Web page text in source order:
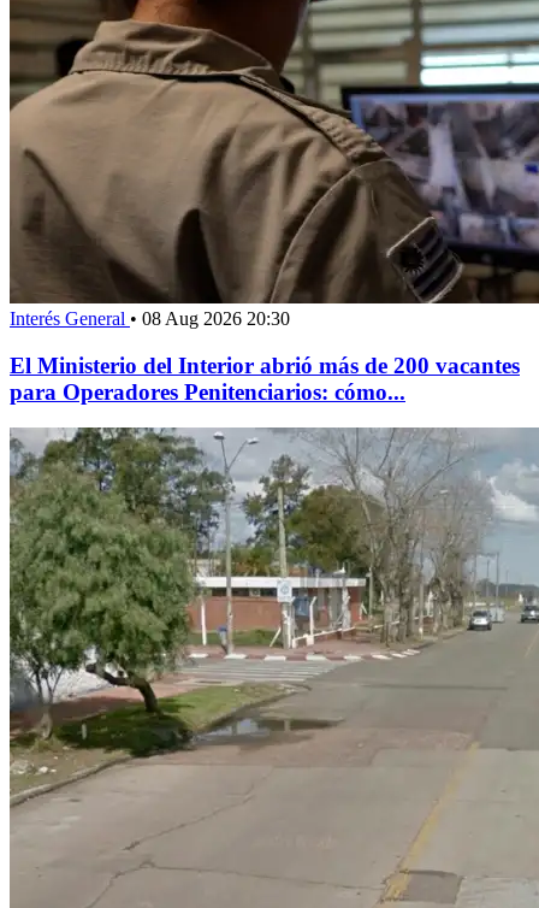
Interés General • 08 Aug 2026 20:30
El Ministerio del Interior abrió más de 200 vacantes
para Operadores Penitenciarios: cómo...